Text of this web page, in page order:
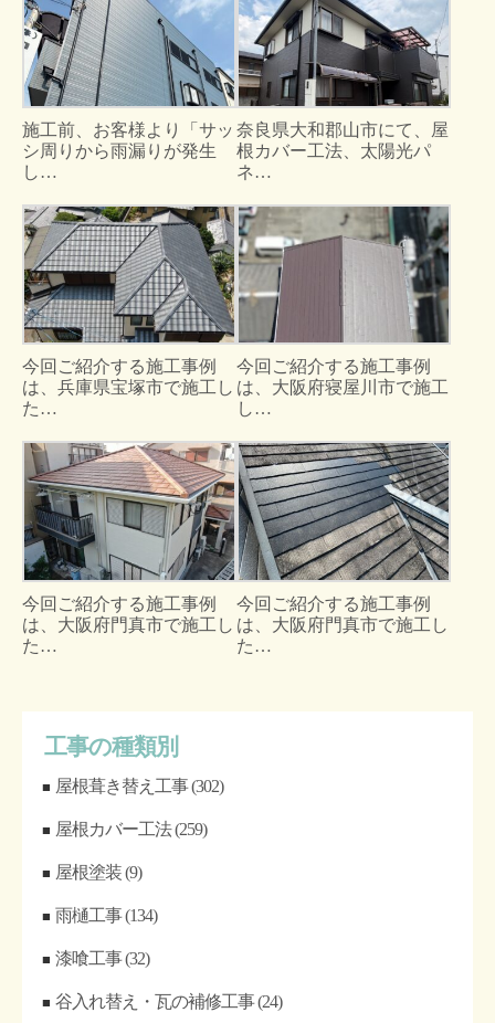
施工前、お客様より「サッ
シ周りから雨漏りが発生
し…
奈良県大和郡山市にて、屋
根カバー工法、太陽光パ
ネ…
今回ご紹介する施工事例
は、兵庫県宝塚市で施工し
た…
今回ご紹介する施工事例
は、大阪府寝屋川市で施工
し…
今回ご紹介する施工事例
は、大阪府門真市で施工し
た…
今回ご紹介する施工事例
は、大阪府門真市で施工し
た…
工事の種類別
屋根葺き替え工事(302)
屋根カバー工法(259)
屋根塗装(9)
雨樋工事(134)
漆喰工事(32)
谷入れ替え・瓦の補修工事(24)